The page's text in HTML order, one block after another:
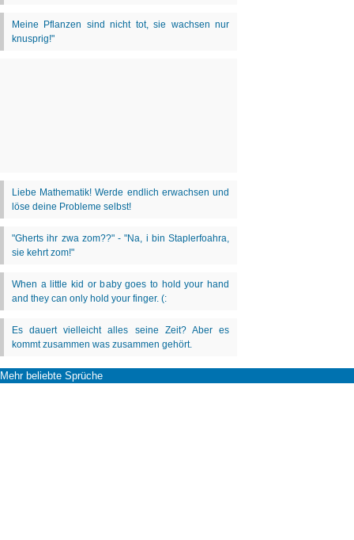
Mehr beliebte Sprüche